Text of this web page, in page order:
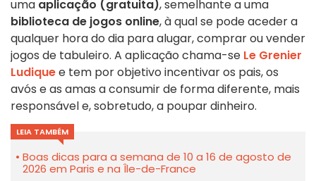
uma aplicação (gratuita), semelhante a uma
biblioteca de jogos online, à qual se pode aceder a
qualquer hora do dia para alugar, comprar ou vender
jogos de tabuleiro. A aplicação chama-se Le Grenier
Ludiquee tem por objetivo incentivar os pais, os
avós e as amas a consumir de forma diferente, mais
responsável e, sobretudo, a poupar dinheiro.
LEIA TAMBÉM
Boas dicas para a semana de 10 a 16 de agosto de
2026 em Paris e na Île-de-France